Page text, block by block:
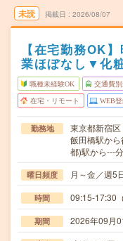
未読 掲載日 2026/08/07
【在宅勤務OK
業ほぼなし▼化
職種未経験OK 交通費
在宅・リモート WEB
勤務地
東京都新宿区
飯田橋駅か
都)駅から---分
曜日頻度 月～金／週5
時間 09:15-17:30
期間 2026年09月